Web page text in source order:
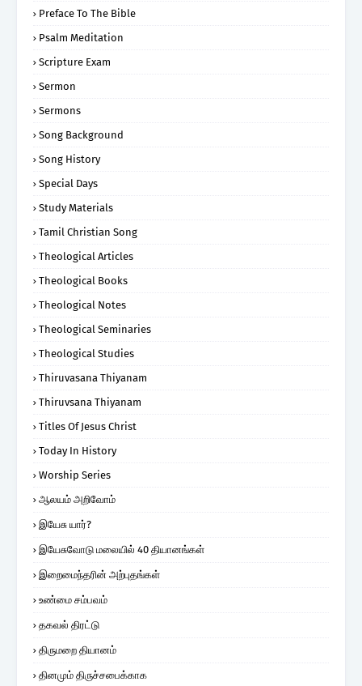
Preface To The Bible
Psalm Meditation
Scripture Exam
Sermon
Sermons
Song Background
Song History
Special Days
Study Materials
Tamil Christian Song
Theological Articles
Theological Books
Theological Notes
Theological Seminaries
Theological Studies
Thiruvasana Thiyanam
Thiruvsana Thiyanam
Titles Of Jesus Christ
Today In History
Worship Series
ஆலயம் அறிவோம்
இயேசு யார்?
இயேசுவோடு மலையில் 40 தியானங்கள்
இறைமைந்தரின் அற்புதங்கள்
உண்மை சம்பவம்
தகவல் திரட்டு
திருமறை தியானம்
தினமும் திருச்சபைக்காக